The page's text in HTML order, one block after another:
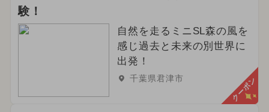
験！
自然を走るミニSL森の風を
感じ過去と未来の別世界に
出発！
千葉県君津市 クーポン